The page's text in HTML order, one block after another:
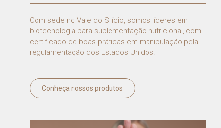
Com sede no Vale do Silício, somos líderes em
biotecnologia para suplementação nutricional, com
certificado de boas práticas em manipulação pela
regulamentação dos Estados Unidos.
Conheça nossos produtos